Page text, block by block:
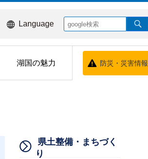
Language
湖国の魅力 防災・災害情報
県土整備・まちづく
り